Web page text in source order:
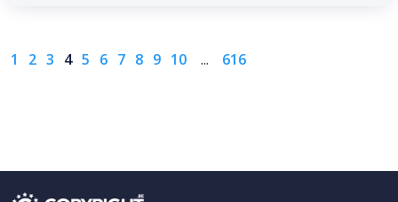
1 2 3 4 5 6 7 8 9 10 ... 616